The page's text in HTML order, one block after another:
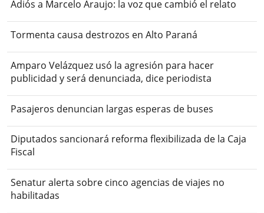
Adiós a Marcelo Araujo: la voz que cambió el relato
Tormenta causa destrozos en Alto Paraná
Amparo Velázquez usó la agresión para hacer
publicidad y será denunciada, dice periodista
Pasajeros denuncian largas esperas de buses
Diputados sancionará reforma flexibilizada de la Caja
Fiscal
Senatur alerta sobre cinco agencias de viajes no
habilitadas